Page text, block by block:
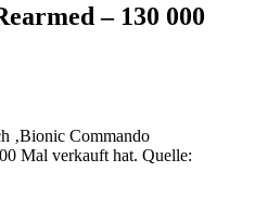
– 130 000
‚Bionic Commando
Mal verkauft hat. Quelle: